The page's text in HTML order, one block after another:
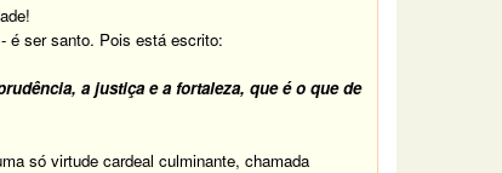
é ser santo. Pois está escrito:
a justiça e a fortaleza, que é o que de
só virtude cardeal culminante, chamada